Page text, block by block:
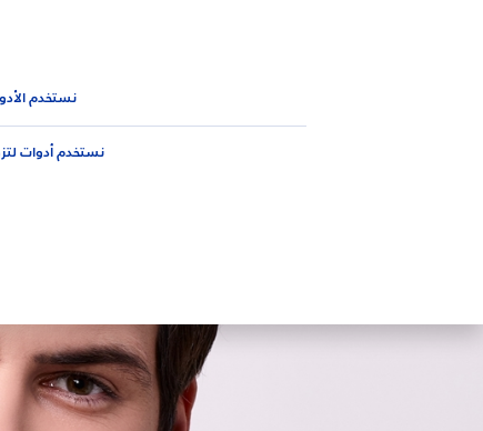
نستخدم
نستخدم أدوات
لإهتمام بالشعر للرجال وحقائق